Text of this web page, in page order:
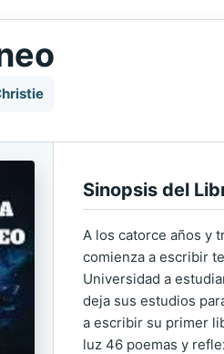
Sinopsis del
A los catorce años y
comienza a escribir
Universidad a
deja sus estudios
a escribir su primer
luz 46 poemas y